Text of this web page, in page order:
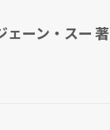
ーン・スー 著